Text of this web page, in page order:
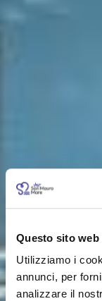
Questo sito
Utilizziamo i
annunci, per
analizzare il